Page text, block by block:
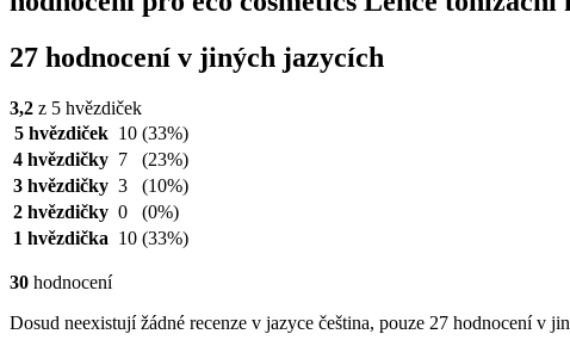
27 hodnocení v jiných jazycích
3,2 z 5 hvězdiček
5 hvězdiček 10 (33%)
4 hvězdičky 7
(23%)
3 hvězdičky 3
(10%)
2 hvězdičky 0
(0%)
1 hvězdička 10 (33%)
30 hodnocení
Dosud neexistují žádné recenze v jazyce čeština, pouze 27 hodnocení v